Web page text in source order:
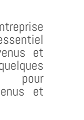
et
pour
et